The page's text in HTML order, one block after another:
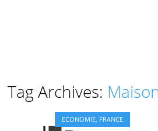
Tag Archives:
ECONOMIE FRANCE